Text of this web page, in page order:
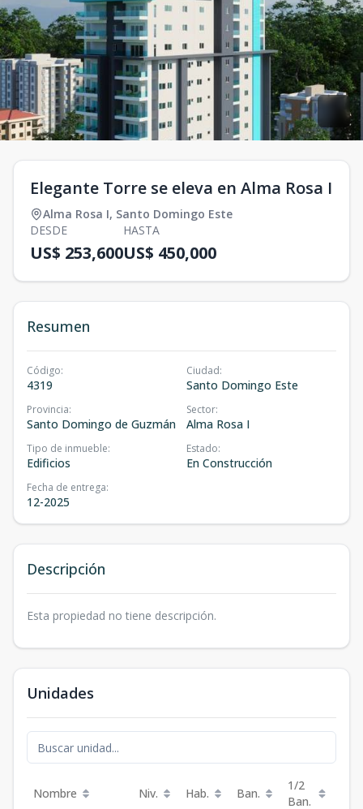
Elegante Torre se eleva en Alma Rosa I
Alma Rosa I, Santo Domingo Este
DESDE
US$ 253,600
HASTA
US$ 450,000
Resumen
Código:
4319
Ciudad:
Santo Domingo Este
Provincia:
Santo Domingo de Guzmán
Sector:
Alma Rosa I
Tipo de inmueble:
Edificios
Estado:
En Construcción
Fecha de entrega:
12-2025
Descripción
Esta propiedad no tiene descripción.
Unidades
Nombre Niv. Hab. Ban.
1/2
Ban.